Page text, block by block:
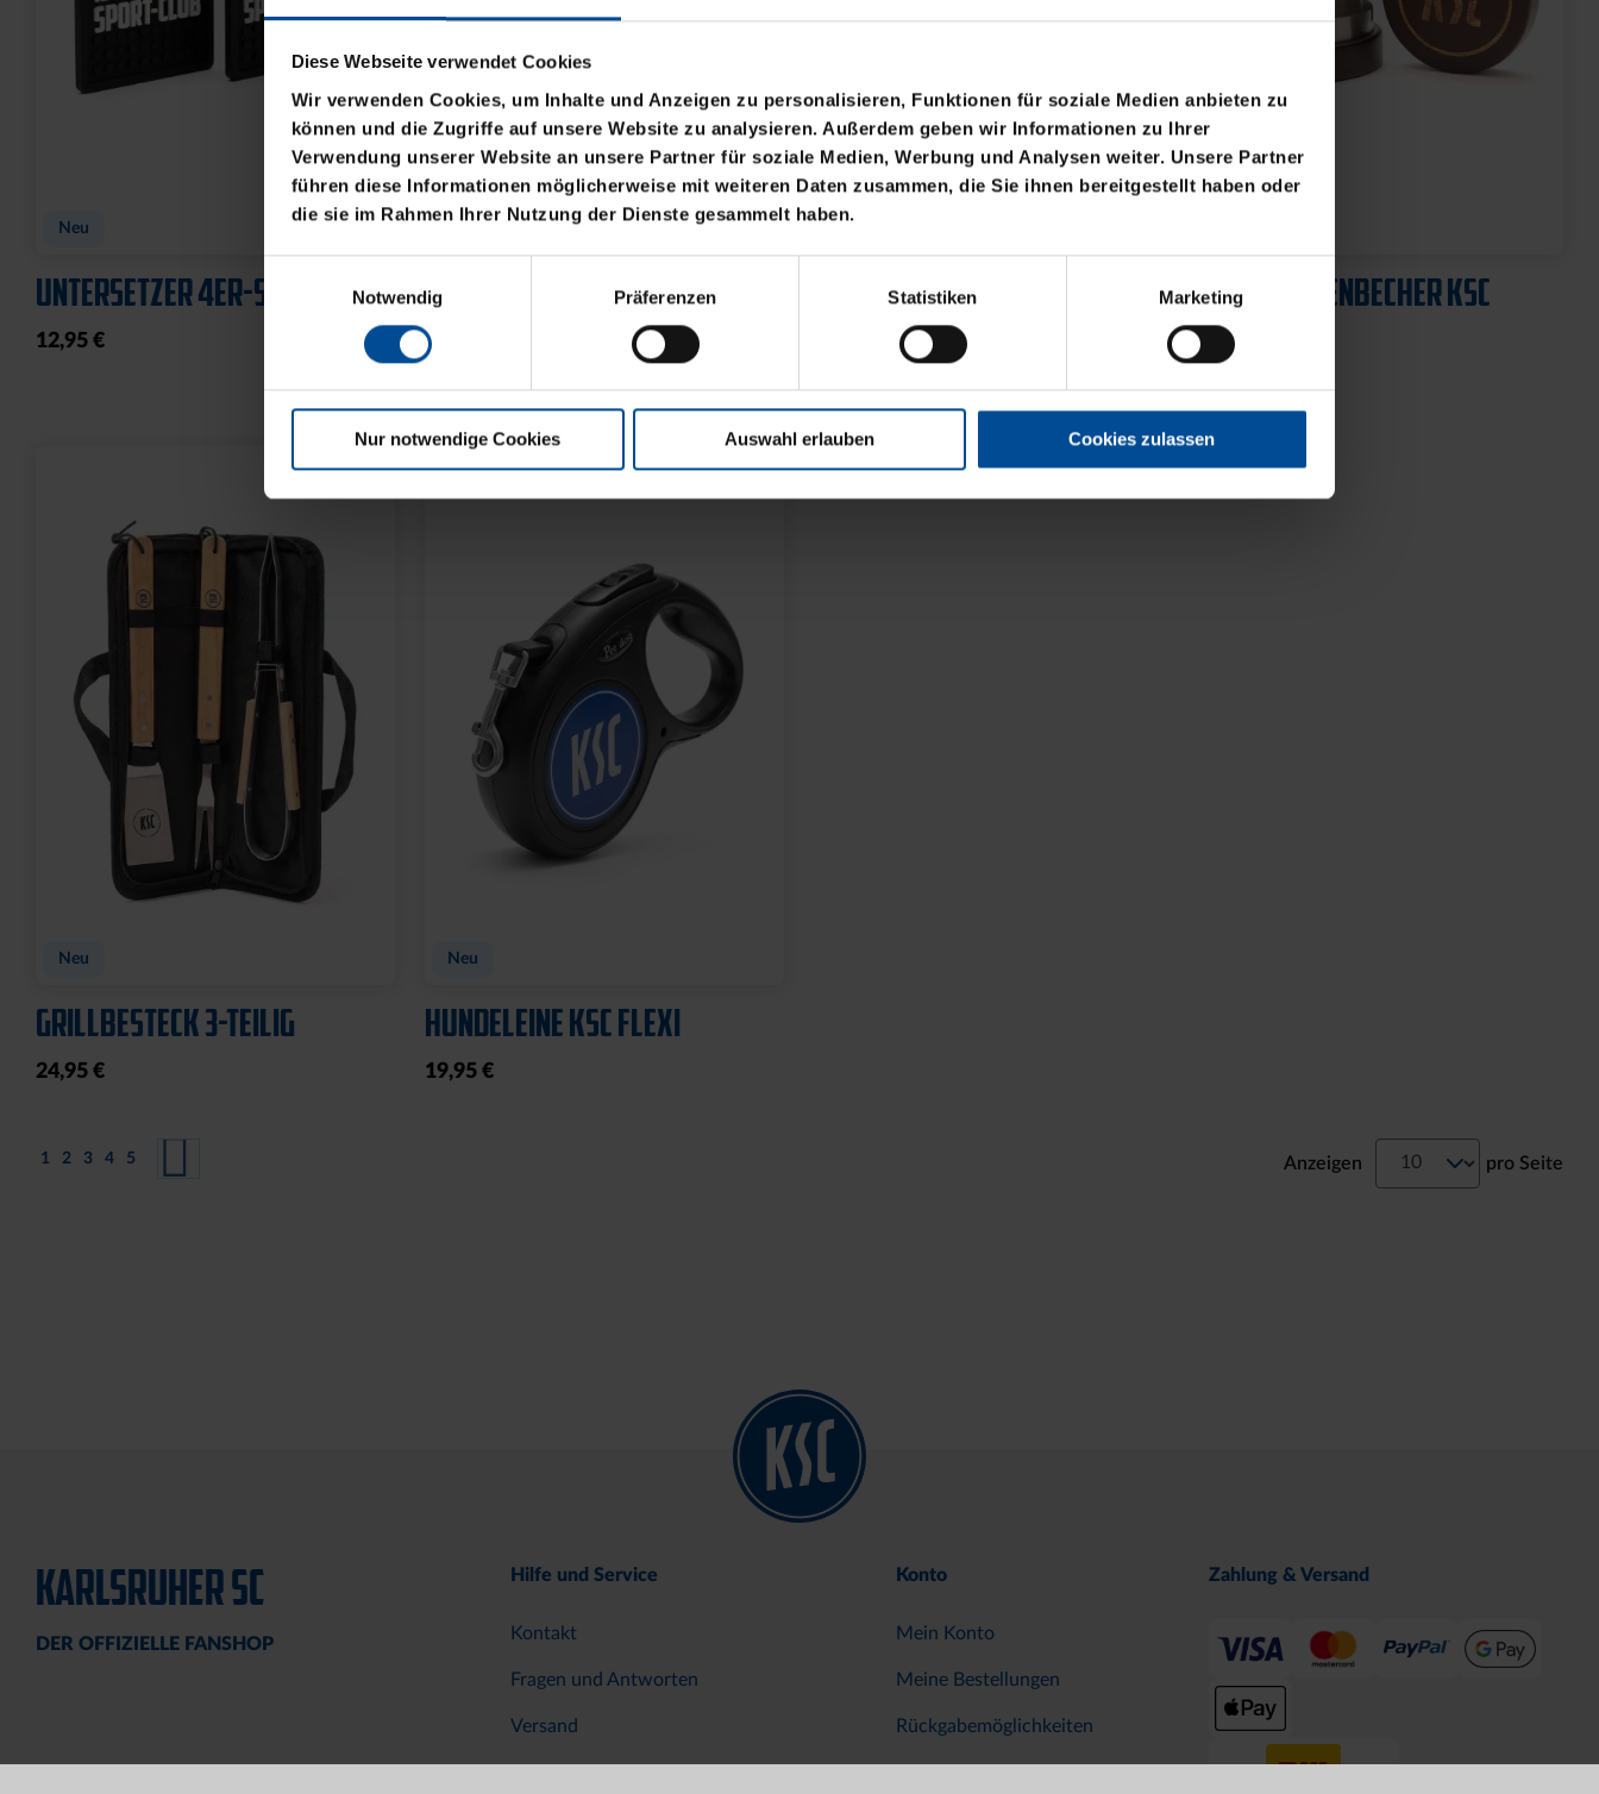
Diese Webseite verwendet Cookies
Wir verwenden Cookies, um Inhalte und Anzeigen zu personalisieren, Funktionen für soziale Medien anbieten zu
können und die Zugriffe auf unsere Website zu analysieren. Außerdem geben wir Informationen zu Ihrer
Verwendung unserer Website an unsere Partner für soziale Medien, Werbung und Analysen weiter. Unsere Partner
führen diese Informationen möglicherweise mit weiteren Daten zusammen, die Sie ihnen bereitgestellt haben oder
die sie im Rahmen Ihrer Nutzung der Dienste gesammelt haben.
Notwendig
Präferenzen Statistiken Marketing
Nur notwendige Cookies Auswahl erlauben Cookies zulassen
Neu
UNTERSETZER 4ER-SET
12,95 €
SCHAL KSC - INTER MAILAND
20,00 €
WIMPEL KSC - INTER
MAILAND
WINDASCHENBECHER KSC
LOGO
Neu
GRILLBESTECK 3-TEILIG
24,95 €
Neu
HUNDELEINE KSC FLEXI
19,95 €
Seite
Sie lesen gerade Seite
1 Seite
2 Seite
3 Seite
4 Seite
5 Anzeigen pro Seite
KARLSRUHER SC
DER OFFIZIELLE FANSHOP
Hilfe und Service
Kontakt
Fragen und Antworten
Versand
Konto
Mein Konto
Meine Bestellungen
Rückgabemöglichkeiten
Zahlung & Versand